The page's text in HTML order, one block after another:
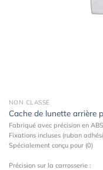
NON CLASSÉ
Cache de lunette arrière
Fabriqué avec précision en
Fixations incluses (ruban
Spécialement conçu pour (0)
Précision sur la carrosserie :